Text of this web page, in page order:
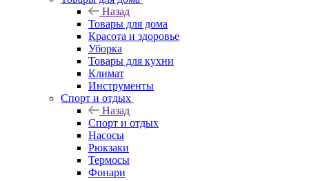
Назад
Товары для дома
Красота и здоровье
Уборка
Товары для кухни
Климат
Инструменты
Спорт и отдых
Назад
Спорт и отдых
Насосы
Рюкзаки
Термосы
Фонари